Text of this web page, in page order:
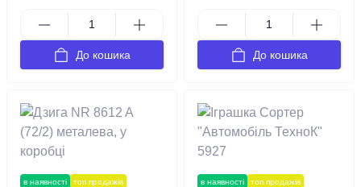
До кошика До кошика
в наявності топ продажів в наявності топ продажів